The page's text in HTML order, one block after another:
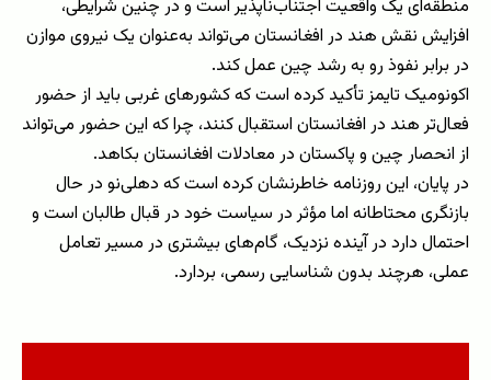
منطقه‌ای یک واقعیت اجتناب‌ناپذیر است و در چنین شرایطی،
افزایش نقش هند در افغانستان می‌تواند به‌عنوان یک نیروی موازن
در برابر نفوذ رو به رشد چین عمل کند.
اکونومیک تایمز تأکید کرده است که کشورهای غربی باید از حضور
فعال‌تر هند در افغانستان استقبال کنند، چرا که این حضور می‌تواند
از انحصار چین و پاکستان در معادلات افغانستان بکاهد.
در پایان، این روزنامه خاطرنشان کرده است که دهلی‌نو در حال
بازنگری محتاطانه اما مؤثر در سیاست خود در قبال طالبان است و
احتمال دارد در آینده نزدیک، گام‌های بیشتری در مسیر تعامل
عملی، هرچند بدون شناسایی رسمی، بردارد.